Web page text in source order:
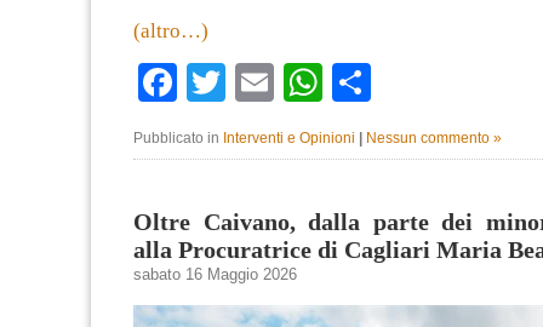
(altro…)
Facebook
TwitterEmailWhatsApp
Pubblicato in Interventi e Opinioni Nessun commento »
Oltre Caivano, dalla parte dei
alla Procuratrice di Cagliari Maria
sabato 16 Maggio 2026